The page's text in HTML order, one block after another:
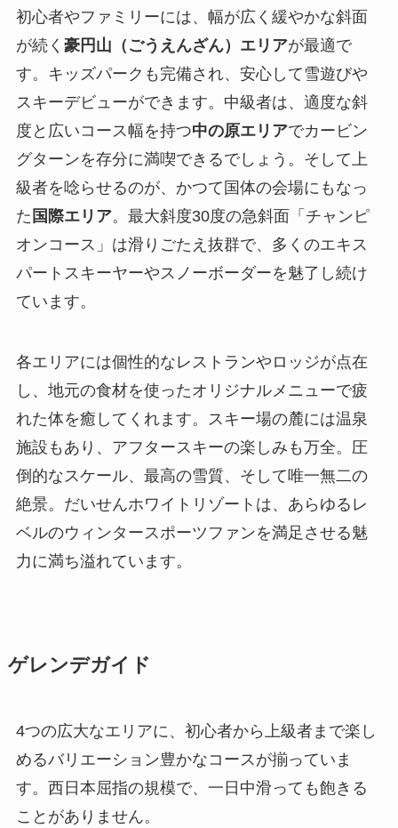
初心者やファミリーには、幅が広く緩やかな斜面
が続く 豪円山（ごうえんざん）エリアが最適で
す。キッズパークも完備され、安心して雪遊びや
スキーデビューができます。中級者は、適度な斜
度と広いコース幅を持つ中の原エリアでカービン
グターンを存分に満喫できるでしょう。そして上
級者を唸らせるのが、かつて国体の会場にもなっ
た 国際エリア。最大斜度30度の急斜面「チャンピ
オンコース」は滑りごたえ抜群で、多くのエキス
パートスキーヤーやスノーボーダーを魅了し続け
ています。
各エリアには個性的なレストランやロッジが点在
し、地元の食材を使ったオリジナルメニューで疲
れた体を癒してくれます。スキー場の麓には温泉
施設もあり、アフタースキーの楽しみも万全。圧
倒的なスケール、最高の雪質、そして唯一無二の
絶景。だいせんホワイトリゾートは、あらゆるレ
ベルのウィンタースポーツファンを満足させる魅
力に満ち溢れています。
ゲレンデガイド
4つの広大なエリアに、初心者から上級者まで楽し
めるバリエーション豊かなコースが揃っていま
す。西日本屈指の規模で、一日中滑っても飽きる
ことがありません。